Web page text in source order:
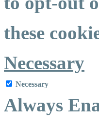
these
Necessary
Necessary
Always